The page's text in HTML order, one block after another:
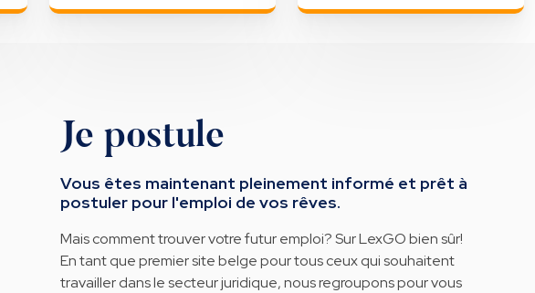
Je postule
Vous êtes maintenant pleinement informé et prêt à
postuler pour l'emploi de vos rêves.
Mais comment trouver votre futur emploi? Sur LexGO bien sûr!
En tant que premier site belge pour tous ceux qui souhaitent
travailler dans le secteur juridique, nous regroupons pour vous